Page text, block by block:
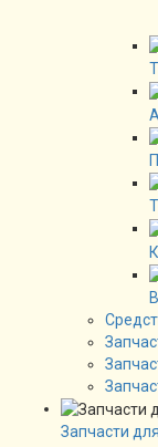
Запчасти